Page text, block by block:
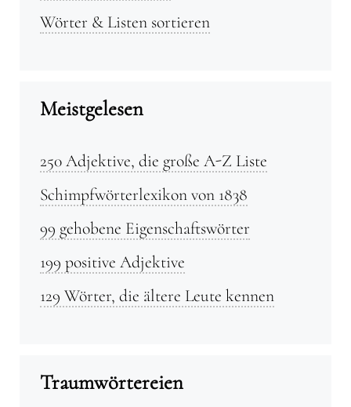
Wörter & Listen sortieren
Meistgelesen
250 Adjektive, die große A-Z Liste
Schimpfwörterlexikon von 1838
99 gehobene Eigenschaftswörter
199 positive Adjektive
129 Wörter, die ältere Leute kennen
Traumwörtereien